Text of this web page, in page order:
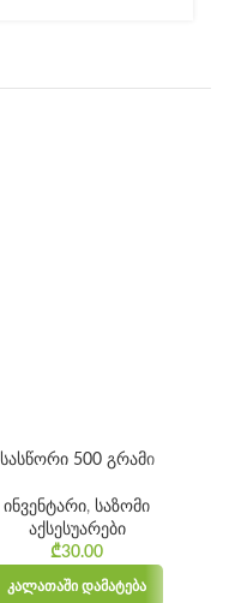
სასწორი 500 გრამი
ინვენტარი, საზომი
აქსესუარები
₾30.00
ᲙᲐᲚᲐᲗᲐᲨᲘ ᲓᲐᲛᲐᲢᲔᲑᲐ